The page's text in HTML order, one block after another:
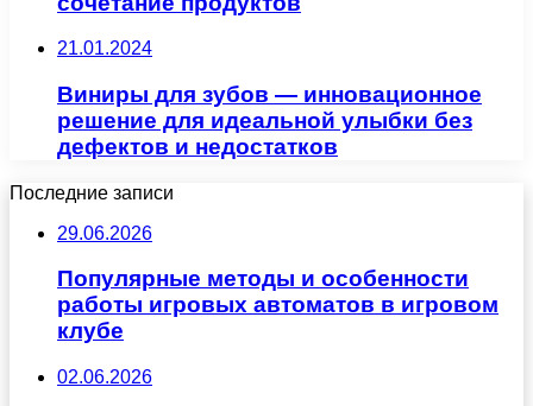
21.01.2024
Виниры для зубов — инновационное
решение для идеальной улыбки без
дефектов и недостатков
Последние записи
29.06.2026
Популярные методы и особенности
работы игровых автоматов в игровом
клубе
02.06.2026